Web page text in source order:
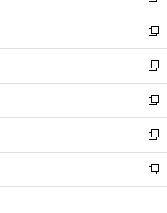
開
く
ウ
で
開
く
ン
ド
ウ
で
開
く
ウ
ィ
ン
ド
ウ
で
開
く
し
い
ウ
ィ
ン
ド
ウ
で
開
く
新
し
い
ウ
ィ
ン
ド
ウ
で
開
新
し
い
ウ
ィ
ン
ド
ウ
新
し
い
ウ
ィ
ン
新
し
い
ウ
新
し